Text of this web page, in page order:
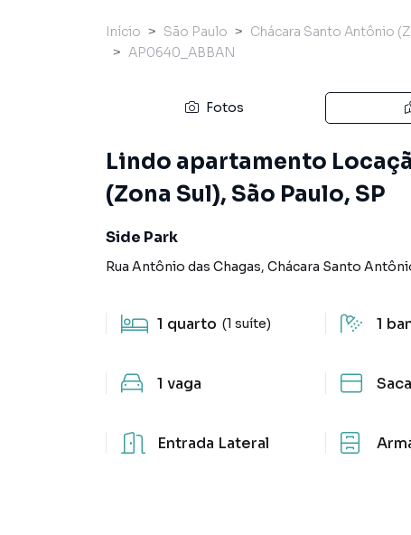
Início São Paulo Chácara Santo Antônio
AP0640_ABBAN
Fotos
Lindo apartamento
(Zona Sul), São Paulo, SP
Side Park
Rua Antônio das Chagas, Chácara Santo
1 quarto (1 suíte) 1
1 vaga
Entrada Lateral